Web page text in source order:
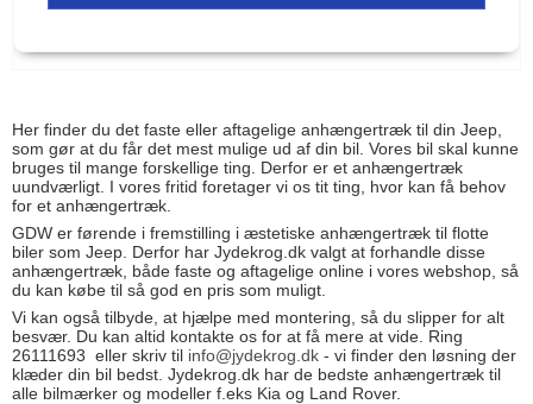
Her finder du det faste eller aftagelige anhængertræk til din Jeep,
som gør at du får det mest mulige ud af din bil. Vores bil skal kunne
bruges til mange forskellige ting. Derfor er et anhængertræk
uundværligt. I vores fritid foretager vi os tit ting, hvor kan få behov
for et anhængertræk.
GDW er førende i fremstilling i æstetiske anhængertræk til flotte
biler som Jeep. Derfor har Jydekrog.dk valgt at forhandle disse
anhængertræk, både faste og aftagelige online i vores webshop, så
du kan købe til så god en pris som muligt.
Vi kan også tilbyde, at hjælpe med montering, så du slipper for alt
besvær. Du kan altid kontakte os for at få mere at vide. Ring
26111693 eller skriv til info@jydekrog.dk - vi finder den løsning der
klæder din bil bedst. Jydekrog.dk har de bedste anhængertræk til
alle bilmærker og modeller f.eks Kia og Land Rover.